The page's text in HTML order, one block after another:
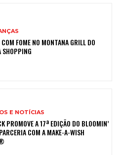
FOME NO MONTANA GRILL DO
SHOPPING
E NOTÍCIAS
PROMOVE A 17ª EDIÇÃO DO BLOOMIN’
COM A MAKE-A-WISH